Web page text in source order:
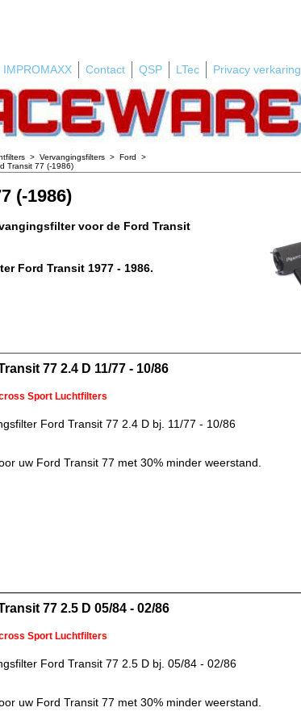
IMPROMAXX Contact QSP LTec Privacy verkaring
> Vervangingsfilters > Ford >
Transit 77 (-1986)
(-1986)
voor de Ford Transit
Ford Transit 1977 - 1986.
77 2.4 D 11/77 - 10/86
Sport Luchtfilters
Ford Transit 77 2.4 D bj. 11/77 - 10/86
uw Ford Transit 77 met 30% minder weerstand.
77 2.5 D 05/84 - 02/86
Sport Luchtfilters
Ford Transit 77 2.5 D bj. 05/84 - 02/86
uw Ford Transit 77 met 30% minder weerstand.